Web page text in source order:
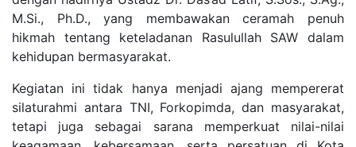
M.Si., Ph.D., yang membawakan ceramah penuh
hikmah tentang keteladanan Rasulullah SAW dalam
kehidupan bermasyarakat.
Kegiatan ini tidak hanya menjadi ajang mempererat
silaturahmi antara TNI, Forkopimda, dan masyarakat,
tetapi juga sebagai sarana memperkuat nilai-nilai